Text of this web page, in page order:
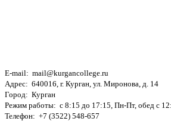
E-mail: mail@kurgancollege.ru
Адрес: 640016, г. Курган, ул. Миронова, д. 14
Город: Курган
Режим работы: c 8:15 до 17:15, Пн-Пт, обед с
Телефон: +7 (3522) 548-657